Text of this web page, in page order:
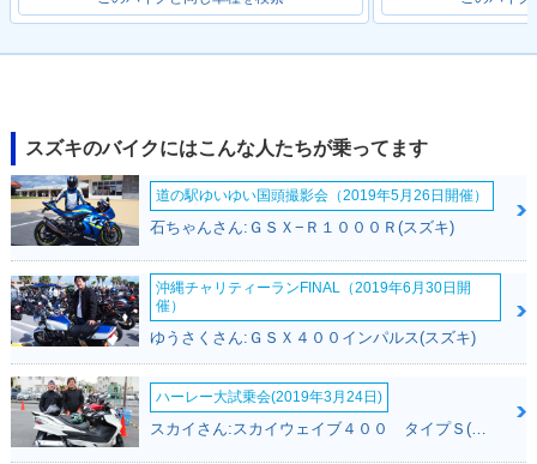
スズキのバイクにはこんな人たちが乗ってます
道の駅ゆいゆい国頭撮影会（2019年5月26日開催）
石ちゃんさん:ＧＳＸ−Ｒ１０００Ｒ(スズキ)
沖縄チャリティーランFINAL（2019年6月30日開
催）
ゆうさくさん:ＧＳＸ４００インパルス(スズキ)
ハーレー大試乗会(2019年3月24日)
スカイさん:スカイウェイブ４００ タイプＳ(スズキ)